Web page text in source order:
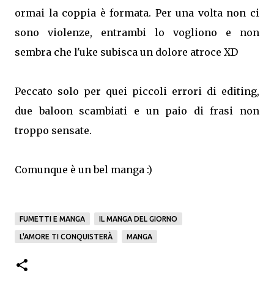
ormai la coppia è formata. Per una volta non ci
sono violenze, entrambi lo vogliono e non
sembra che l'uke subisca un dolore atroce XD
Peccato solo per quei piccoli errori di editing,
due baloon scambiati e un paio di frasi non
troppo sensate.
Comunque è un bel manga :)
FUMETTI E MANGA IL MANGA DEL GIORNO
L'AMORE TI CONQUISTERÀ MANGA